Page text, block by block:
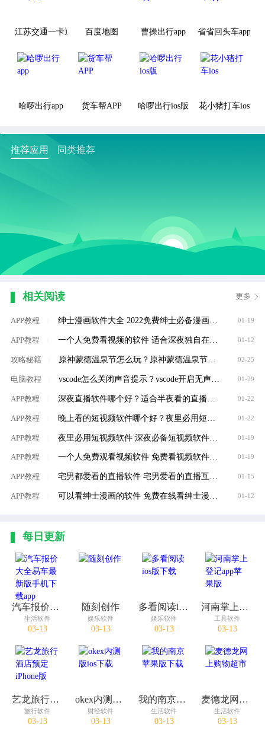
江苏交通一卡通 百度地图 曹操出行app 省省回头车app
哈啰出行app 货车帮APP 哈啰出行ios版 花小猪打车ios
推荐应用 同类推荐
相关阅读 更多
APP教程 绅士漫画软件大全 2022免费绅士必备漫画软件推荐 01-19
APP教程 一个人免费看视频的软件 适合深夜独自在家看的视频软件大全 01-12
攻略秘籍 原神蒙德温泉节怎么玩？原神蒙德温泉节玩法攻略 02-25
电脑教程 vscode怎么关闭声音提示？vscode开启无声通知方法介绍 01-29
APP教程 深夜直播软件哪个好？适合半夜看的直播软件大全 01-22
APP教程 01-22
APP教程 夜里必用短视频软件 深夜必备短视频软件大全 01-19
APP教程 一个人免费观看视频软件 免费看视频软件推荐 01-19
APP教程 宅男都爱看的直播软件 宅男爱看的直播互动软件推荐 01-15
APP教程 可以看绅士漫画的软件 免费在线看绅士漫画软件推荐 01-12
每日更新
汽车报价大全易车最新版手机下载app
生活软件
03-13
随刻创作
娱乐软件
03-13
多看阅读ios版下载
娱乐软件
03-13
河南掌上登记app苹果版
工具软件
03-13
艺龙旅行酒店预定iPhone版
旅行软件
03-13
okex内测版ios下载
财经软件
03-13
我的南京苹果版下载
生活软件
03-13
麦德龙网上购物超市
生活软件
03-13